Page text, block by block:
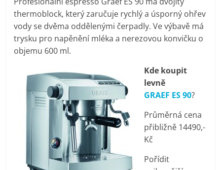
pračky,
televize,
notebooky,
mobilní
telefony,
kávovary,
thermoblock, který zaručuje rychlý a úsporný ohřev
vody se dvěma oddělenými čerpadly. Ve výbavě má
trysku pro napěnění mléka a nerezovou konvičku o
objemu 600 ml.
Kde koupit
levně
GRAEF ES 90?
Průměrná cena
přibližně 14490,-
Kč
Pořídit